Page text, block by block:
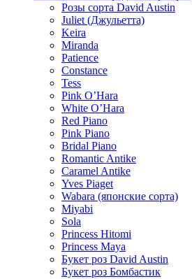
Розы сорта David Austin
Juliet (Джульетта)
Keira
Miranda
Patience
Constance
Tess
Pink O’Hara
White O’Hara
Red Piano
Pink Piano
Bridal Piano
Romantic Antike
Caramel Antike
Yves Piaget
Wabara (японские сорта)
Miyabi
Sola
Princess Hitomi
Princess Maya
Букет роз David Austin
Букет роз Бомбастик